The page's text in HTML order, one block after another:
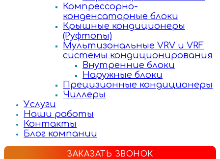
Компрессорно-
конденсаторные блоки
Крышные кондиционеры
(Руфтопы)
Мультизональные VRV и VRF
системы кондиционирования
Внутренние блоки
Наружные блоки
Прецизионные кондиционеры
Чиллеры
Услуги
Наши работы
Контакты
Блог компании
ЗАКАЗАТЬ ЗВОНОК